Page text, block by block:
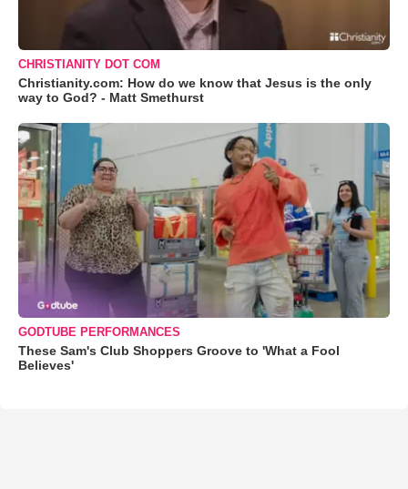
CHRISTIANITY DOT COM
Christianity.com: How do we know that Jesus is the only
way to God? - Matt Smethurst
GODTUBE PERFORMANCES
These Sam's Club Shoppers Groove to 'What a Fool
Believes'